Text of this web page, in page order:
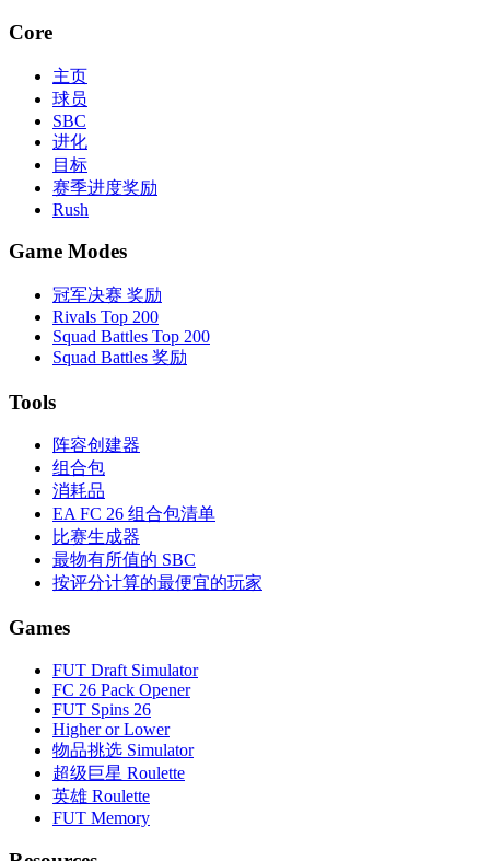
Core
主页
球员
SBC
进化
目标
赛季进度奖励
Rush
Game Modes
冠军决赛 奖励
Rivals Top 200
Squad Battles Top 200
Squad Battles 奖励
Tools
阵容创建器
组合包
消耗品
EA FC 26 组合包清单
比赛生成器
最物有所值的 SBC
按评分计算的最便宜的玩家
Games
FUT Draft Simulator
FC 26 Pack Opener
FUT Spins 26
Higher or Lower
物品挑选 Simulator
超级巨星 Roulette
英雄 Roulette
FUT Memory